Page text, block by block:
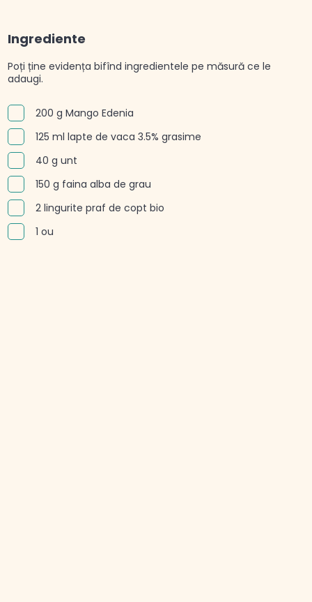
Ingrediente
Poți ține evidența bifînd ingredientele pe măsură ce le
adaugi.
200 g Mango Edenia
125 ml lapte de vaca 3.5% grasime
40 g unt
150 g faina alba de grau
2 lingurite praf de copt bio
1 ou